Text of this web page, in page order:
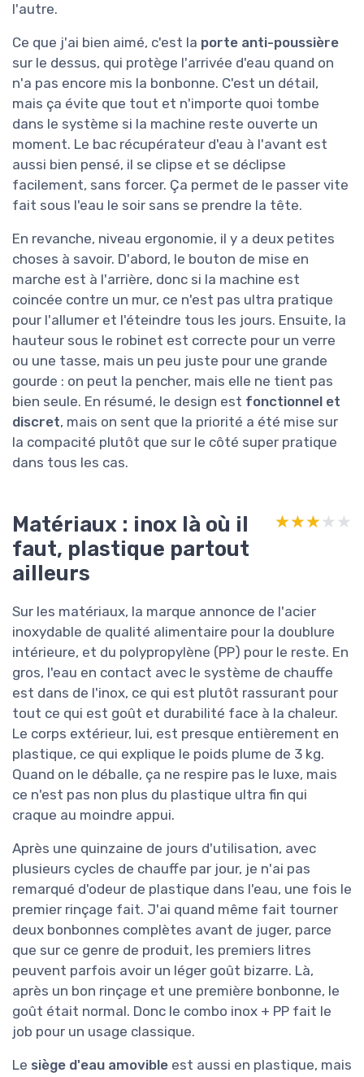
l'autre.
Ce que j'ai bien aimé, c'est la porte anti-poussière
sur le dessus, qui protège l'arrivée d'eau quand on
n'a pas encore mis la bonbonne. C'est un détail,
mais ça évite que tout et n'importe quoi tombe
dans le système si la machine reste ouverte un
moment. Le bac récupérateur d'eau à l'avant est
aussi bien pensé, il se clipse et se déclipse
facilement, sans forcer. Ça permet de le passer vite
fait sous l'eau le soir sans se prendre la tête.
En revanche, niveau ergonomie, il y a deux petites
choses à savoir. D'abord, le bouton de mise en
marche est à l'arrière, donc si la machine est
coincée contre un mur, ce n'est pas ultra pratique
pour l'allumer et l'éteindre tous les jours. Ensuite, la
hauteur sous le robinet est correcte pour un verre
ou une tasse, mais un peu juste pour une grande
gourde : on peut la pencher, mais elle ne tient pas
bien seule. En résumé, le design est fonctionnel et
discret, mais on sent que la priorité a été mise sur
la compacité plutôt que sur le côté super pratique
dans tous les cas.
Matériaux : inox là où il
faut, plastique partout
ailleurs
★★★★★
★★★★★
Sur les matériaux, la marque annonce de l'acier
inoxydable de qualité alimentaire pour la doublure
intérieure, et du polypropylène (PP) pour le reste. En
gros, l'eau en contact avec le système de chauffe
est dans de l'inox, ce qui est plutôt rassurant pour
tout ce qui est goût et durabilité face à la chaleur.
Le corps extérieur, lui, est presque entièrement en
plastique, ce qui explique le poids plume de 3 kg.
Quand on le déballe, ça ne respire pas le luxe, mais
ce n'est pas non plus du plastique ultra fin qui
craque au moindre appui.
Après une quinzaine de jours d'utilisation, avec
plusieurs cycles de chauffe par jour, je n'ai pas
remarqué d'odeur de plastique dans l'eau, une fois le
premier rinçage fait. J'ai quand même fait tourner
deux bonbonnes complètes avant de juger, parce
que sur ce genre de produit, les premiers litres
peuvent parfois avoir un léger goût bizarre. Là,
après un bon rinçage et une première bonbonne, le
goût était normal. Donc le combo inox + PP fait le
job pour un usage classique.
Le siège d'eau amovible est aussi en plastique, mais